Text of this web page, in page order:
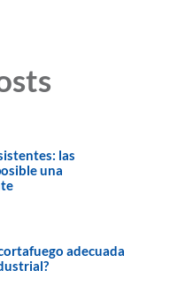
las
una
adecuada